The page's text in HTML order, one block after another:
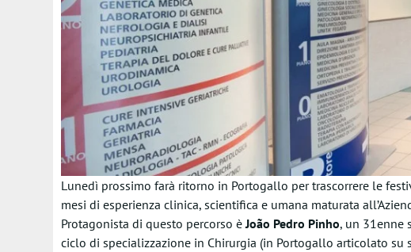
Lunedì prossimo farà ritorno in Portogallo per trascorrere le
mesi di esperienza clinica, scientifica e umana maturata
Protagonista di questo percorso èJoão Pedro Pinho, un 31enne
ciclo di specializzazione in Chirurgia (in Portogallo articolato su